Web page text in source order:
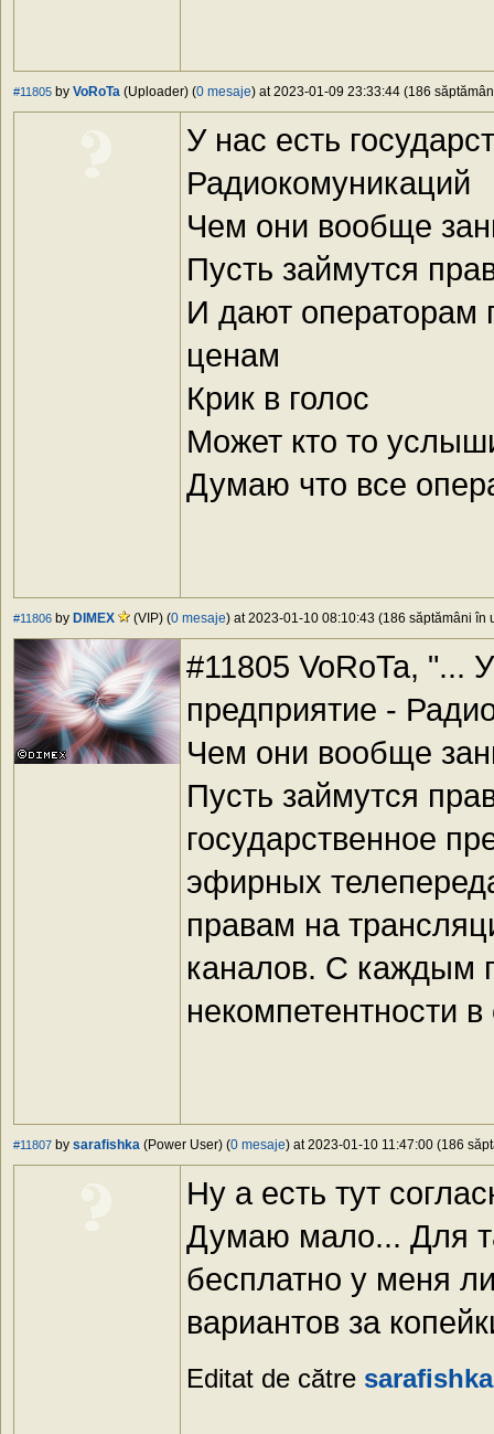
#11805 by VoRoTa (Uploader) (0 mesaje) at 2023-01-09 23:33:44 (186
У нас есть
Радиокомуникаций
Чем они вообще
Пусть займутся
И дают операторам
ценам
Крик в голос
Может кто то
Думаю что все
#11806 by DIMEX (VIP) (0 mesaje) at 2023-01-10 08:10:43 (186 săptămâni în
#11805 VoRoTa, "...
предприятие -
Чем они вообще
Пусть займутся
государственное
эфирных
правам на
каналов. С каждым
некомпетентности
#11807 by sarafishka (Power User) (0 mesaje) at 2023-01-10 11:47:00 (186
Ну а есть тут
Думаю мало... Для
бесплатно у меня
вариантов за
Editat de către sarafishka